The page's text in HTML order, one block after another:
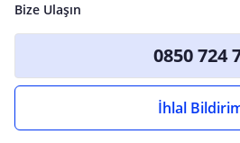
Bize Ulaşın
0850 724
İhlal